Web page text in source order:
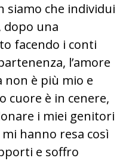
siamo che individui
una
facendo i conti
l’amore
non è più mio e
cuore è in cenere,
i miei genitori
hanno resa così
e soffro